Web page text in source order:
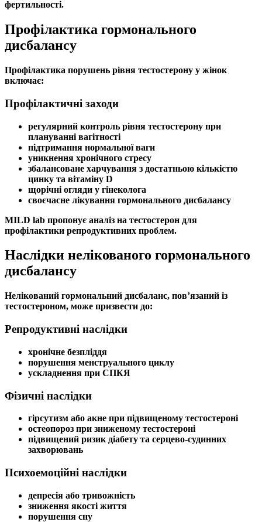
фертильності.
Профілактика гормонального
дисбалансу
Профілактика порушень рівня тестостерону у жінок
включає:
Профілактичні заходи
регулярний контроль рівня тестостерону при
плануванні вагітності
підтримання нормальної ваги
уникнення хронічного стресу
збалансоване харчування з достатньою кількістю
цинку та вітаміну D
щорічні огляди у гінеколога
своєчасне лікування гормонального дисбалансу
MILD lab пропонує аналіз на тестостерон для
профілактики репродуктивних проблем.
Наслідки нелікованого гормонального
дисбалансу
Нелікований гормональний дисбаланс, пов’язаний із
тестостероном, може призвести до:
Репродуктивні наслідки
хронічне безпліддя
порушення менструального циклу
ускладнення при СПКЯ
Фізичні наслідки
гірсутизм або акне при підвищеному тестостероні
остеопороз при зниженому тестостероні
підвищений ризик діабету та серцево-судинних
захворювань
Психоемоційні наслідки
депресія або тривожність
зниження якості життя
порушення сну